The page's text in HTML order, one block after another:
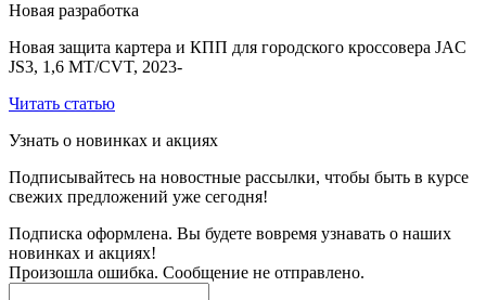
Новая разработка
Новая защита картера и КПП для городского кроссовера JAC
JS3, 1,6 MT/CVT, 2023-
Читать статью
Узнать о новинках и акциях
Подписывайтесь на новостные рассылки, чтобы быть в курсе
свежих предложений уже сегодня!
Подписка оформлена. Вы будете вовремя узнавать о наших
новинках и акциях!
Произошла ошибка. Сообщение не отправлено.